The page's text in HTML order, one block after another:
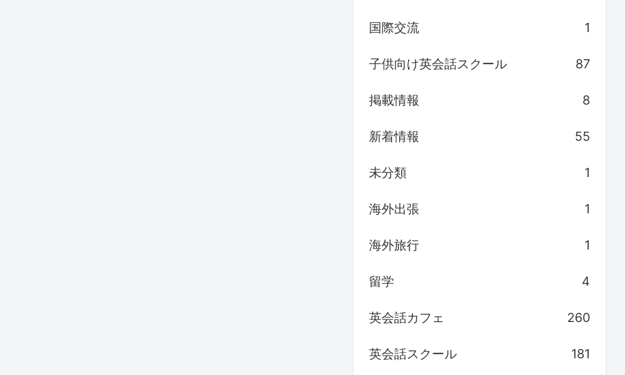
国際交流 1
子供向け英会話スクール 87
掲載情報 8
新着情報 55
未分類 1
海外出張 1
海外旅行 1
留学 4
英会話カフェ 260
英会話スクール 181